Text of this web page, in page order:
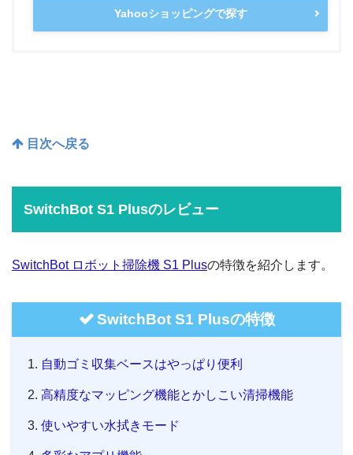
Yahooショッピングで探す
目次へ戻る
SwitchBot S1 Plusのレビュー
SwitchBot ロボット掃除機 S1 Plusの特徴を紹介します。
SwitchBot S1 Plusの特徴
自動ゴミ収集ベースはやっぱり便利
高精度なマッピング機能とかしこい清掃機能
使いやすい水拭きモード